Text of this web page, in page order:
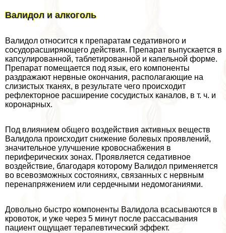
Валидол и алкоголь
Валидол относится к препаратам седативного и
сосудорасширяющего действия. Препарат выпускается в
капсулированной, таблетированной и капельной форме.
Препарат помещается под язык, его компоненты
раздражают нервные окончания, располагающие на
слизистых тканях, в результате чего происходит
рефлекторное расширение сосудистых каналов, в т. ч. и
коронарных.
Под влиянием общего воздействия активных веществ
Валидола происходит снижение болевых проявлений,
значительное улучшение кровоснабжения в
периферических зонах. Проявляется седативное
воздействие, благодаря которому Валидол применяется
во всевозможных состояниях, связанных с нервным
перенапряжением или сердечными недомоганиями.
Довольно быстро компоненты Валидола всасываются в
кровоток, и уже через 5 минут после рассасывания
пациент ощущает терапевтический эффект.